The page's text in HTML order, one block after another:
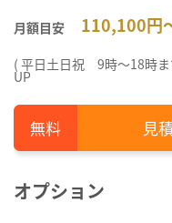
月額目安 110,100円
( 平日土日祝 9時～18時
UP
見
オプション